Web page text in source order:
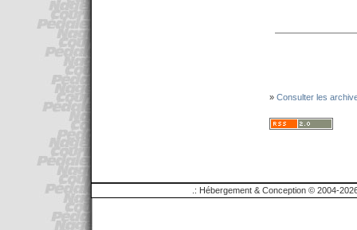
» Consulter les
.: Hébergement & Conception © 2004-